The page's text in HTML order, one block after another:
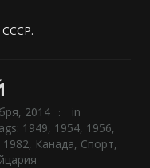
СССР.
2014
in
1949, 1954, 1956,
1982, Канада, Спорт,